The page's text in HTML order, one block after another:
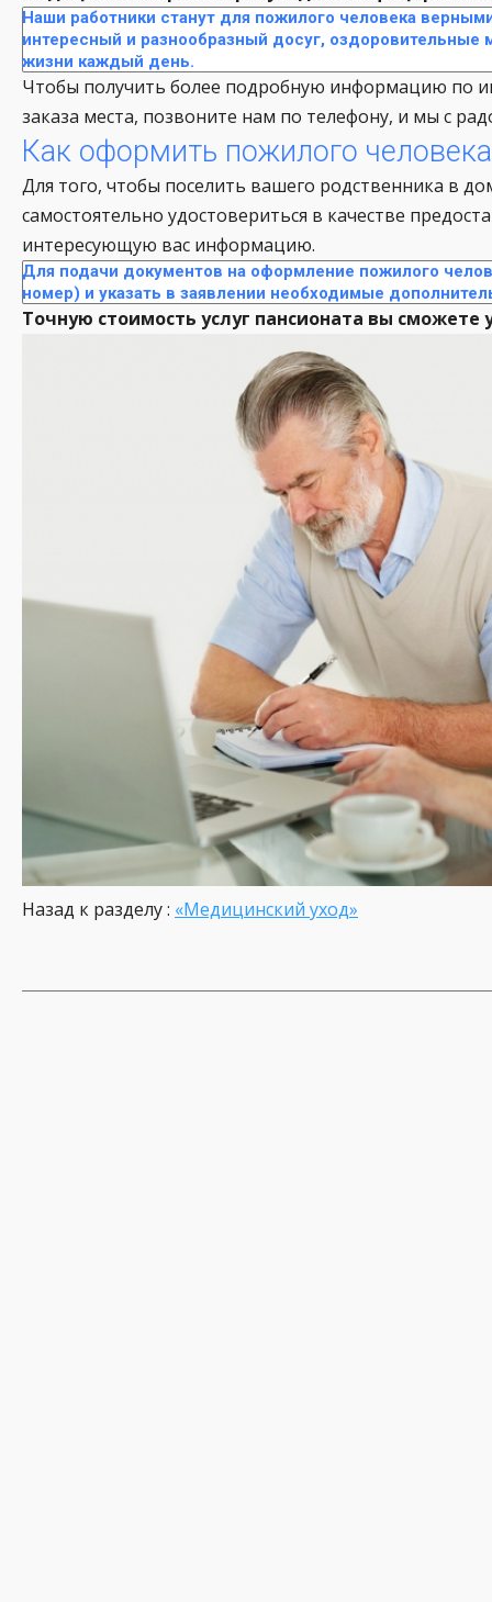
Наши работники станут для пожилого человека
интересный и разнообразный досуг, оздоровительные
жизни каждый день.
Чтобы получить более подробную информацию по
заказа места, позвоните нам по телефону, и мы с
Как оформить пожилого
Для того, чтобы поселить вашего родственника в
самостоятельно удостовериться в качестве
интересующую вас информацию.
Для подачи документов на оформление пожилого
номер) и указать в заявлении необходимые
Точную стоимость услуг пансионата вы сможете
Назад к разделу : «Медицинский уход»